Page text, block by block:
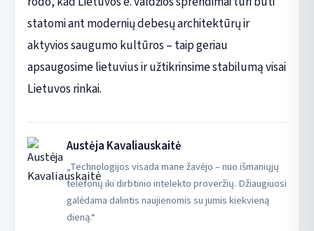
statomi ant modernių debesų architektūrų ir
aktyvios saugumo kultūros – taip geriau
apsaugosime lietuvius ir užtikrinsime stabilumą visai
Lietuvos rinkai.
Austėja Kavaliauskaitė
„Technologijos visada mane žavėjo – nuo išmaniųjų
telefonų iki dirbtinio intelekto proveržių. Džiaugiuosi
galėdama dalintis naujienomis su jumis kiekvieną
dieną.“